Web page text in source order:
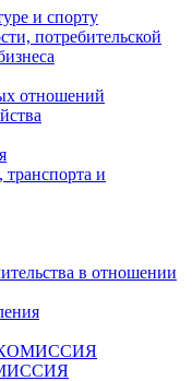
и спорту
потребительской
отношений
транспорта и
в отношении